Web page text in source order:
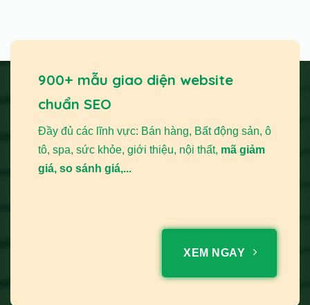
900+ mẫu giao diện website
chuẩn SEO
Đầy đủ các lĩnh vực: Bán hàng, Bất động sản, ô
tô, spa, sức khỏe, giới thiệu, nội thất, mã giảm
giá, so sánh giá,...
XEM NGAY